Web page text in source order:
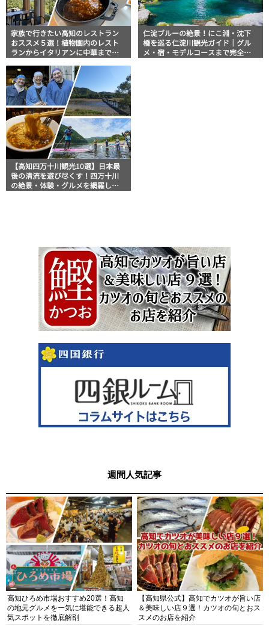
家族で行きたい高知のレストラン
おススメ５選！植物園内のレスト
ランからイタリアンに中華まで楽
仁淀ブルーの絶景！にこ淵・沈下
橋を巡る仁淀川観光ガイド｜グル
メ・宿・モデルコースまで完全網
【高知四万十川観光10選】日本最
後の清流を遊び尽くす！四万十川
の絶景・体験・グルメを網羅した
週間人気記事
高知ひろめ市場おすすめ20選！高知
の地元グルメを一気に堪能できる超人
気スポットを徹底解剖
【高知県公式】高知でカツオが旨い店
＆美味しい店９選！カツオの旬とおス
スメのお店を紹介